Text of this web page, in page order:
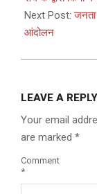
Next Post:जनता
आंदोलन
LEAVE A REPLY
Your email
are marked *
Comment
*